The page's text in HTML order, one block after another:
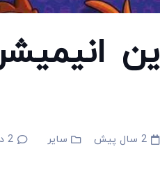
2 سال پیش سایر 2